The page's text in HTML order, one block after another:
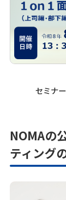
セミナ
NOMAの
ティング